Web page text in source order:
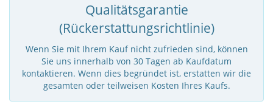
Qualitätsgarantie
(Rückerstattungsrichtlinie)
Wenn Sie mit Ihrem Kauf nicht zufrieden sind, können
Sie uns innerhalb von 30 Tagen ab Kaufdatum
kontaktieren. Wenn dies begründet ist, erstatten wir die
gesamten oder teilweisen Kosten Ihres Kaufs.